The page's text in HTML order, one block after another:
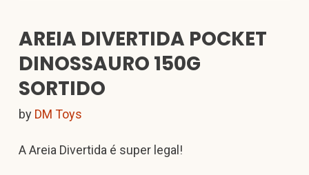
AREIA DIVERTIDA POCKET
DINOSSAURO 150G
SORTIDO
by DM Toys
A Areia Divertida é super legal!